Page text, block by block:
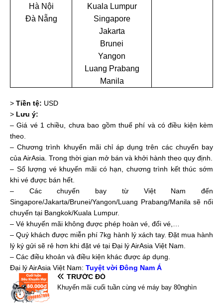
Hà Nội
Đà Nẵng
Kuala Lumpur
Singapore
Jakarta
Brunei
Yangon
Luang Prabang
Manila
> Tiền tệ: USD
> Lưu ý:
– Giá vé 1 chiều, chưa bao gồm thuế phí và có điều kiện kèm
theo.
– Chương trình khuyến mãi chỉ áp dụng trên các chuyến bay
của AirAsia. Trong thời gian mở bán và khởi hành theo quy định.
– Số lượng vé khuyến mãi có hạn, chương trình kết thúc sớm
khi vé được bán hết.
– Các chuyến bay từ Việt Nam đến
Singapore/Jakarta/Brunei/Yangon/Luang Prabang/Manila sẽ nối
chuyến tại Bangkok/Kuala Lumpur.
– Vé khuyến mãi không được phép hoàn vé, đổi vé,…
– Quý khách được miễn phí 7kg hành lý xách tay. Đặt mua hành
lý ký gửi sẽ rẻ hơn khi đặt vé tại Đại lý AirAsia Việt Nam.
– Các điều khoản và điều kiện khác được áp dụng.
Đại lý AirAsia Việt Nam: Tuyệt vời Đông Nam Á
TRƯỚC ĐÓ
Khuyến mãi cuối tuần cùng vé máy bay 80nghìn